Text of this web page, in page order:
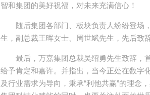
智和集团的美好祝福，对未来充满信心！
随后集团各部门、板块负责人纷纷登场
生，副总裁王晖女士、周世斌先生，先后致
最后，万嘉集团总裁吴绍勇先生致辞，
给予肯定和嘉许。并指出，当今正处在数字
及行业需求为导向，秉承“利他共赢”的理念